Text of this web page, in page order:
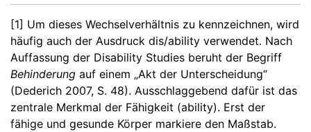
[1] Um dieses Wechselverhältnis zu kennzeichnen, wird
häufig auch der Ausdruck dis/ability verwendet. Nach
Auffassung der Disability Studies beruht der Begriff
Behinderung auf einem „Akt der Unterscheidung“
(Dederich 2007, S. 48). Ausschlaggebend dafür ist das
zentrale Merkmal der Fähigkeit (ability). Erst der
fähige und gesunde Körper markiere den Maßstab.